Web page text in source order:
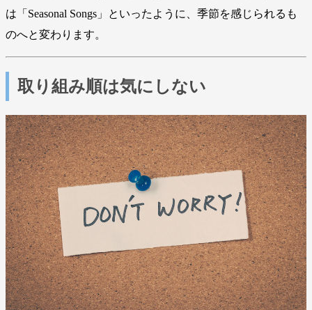
は「Seasonal Songs」といったように、季節を感じられるも
のへと変わります。
取り組み順は気にしない